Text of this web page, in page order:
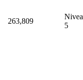
263,809
5